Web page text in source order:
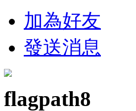
加為好友
發送消息
flagpath8